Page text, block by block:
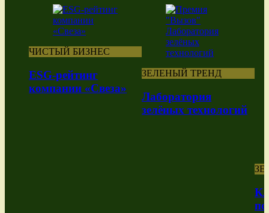
ЧИСТЫЙ БИЗНЕС
ESG-рейтинг
компании «Свеза»
ЗЕЛЕНЫЙ ТРЕНД
Лаборатория
зелёных технологий